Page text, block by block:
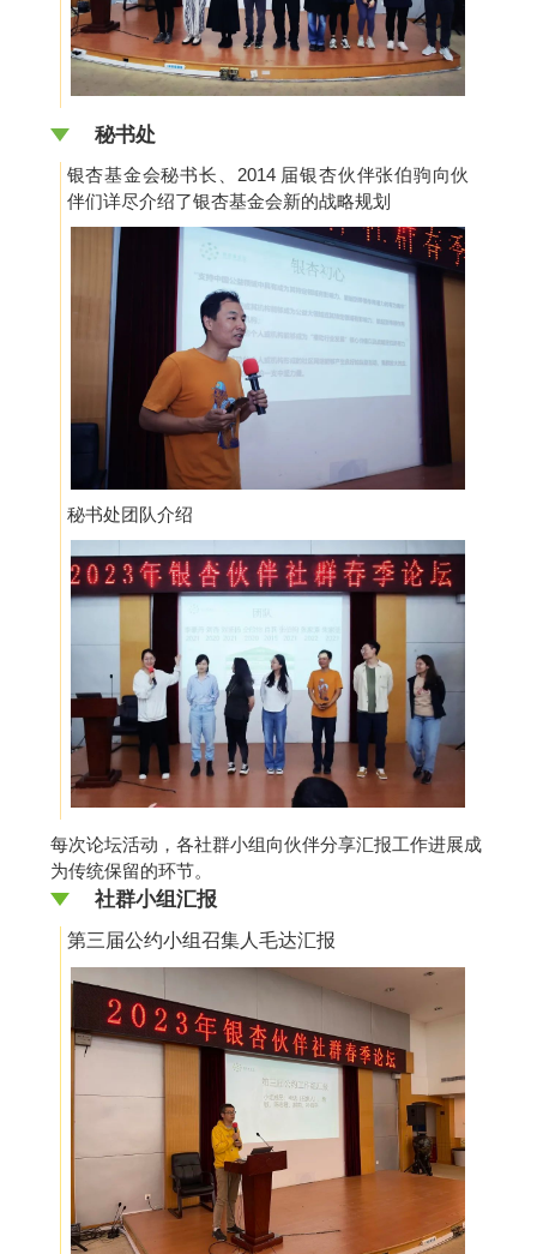
秘书处
银杏基金会秘书长、2014 届银杏伙伴张伯驹向伙
伴们详尽介绍了银杏基金会新的战略规划
秘书处团队介绍
每次论坛活动，各社群小组向伙伴分享汇报工作进展成
为传统保留的环节。
社群小组汇报
第三届公约小组召集人毛达汇报